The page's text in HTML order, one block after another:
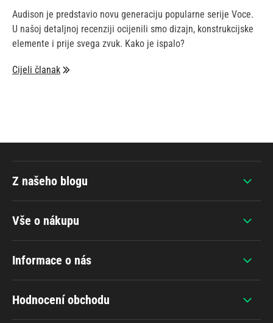
Audison je predstavio novu generaciju popularne serije Voce.
U našoj detaljnoj recenziji ocijenili smo dizajn, konstrukcijske
elemente i prije svega zvuk. Kako je ispalo?
Cijeli članak
Vše o nákupu
Informace o nás
Hodnocení obchodu
Z našeho blogu